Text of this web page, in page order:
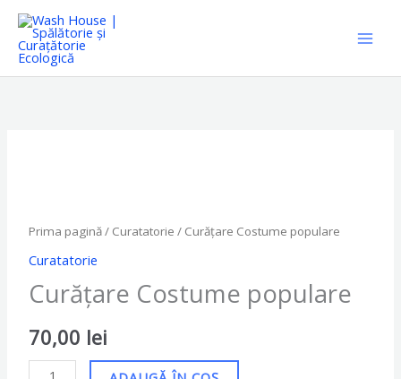
Skip
content
Prima pagină/ Curatatorie / Curățare Costume populare
Curatatorie
Curățare Costume populare
70,00 lei